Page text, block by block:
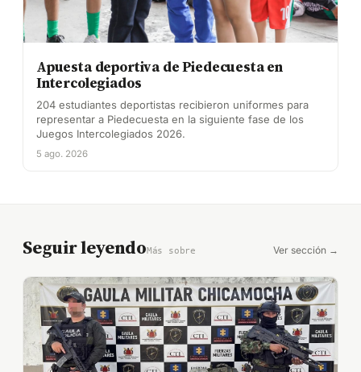
Apuesta deportiva de Piedecuesta en
Intercolegiados
204 estudiantes deportistas recibieron uniformes para
representar a Piedecuesta en la siguiente fase de los
Juegos Intercolegiados 2026.
5 ago. 2026
Seguir leyendoMás sobre Ver sección →